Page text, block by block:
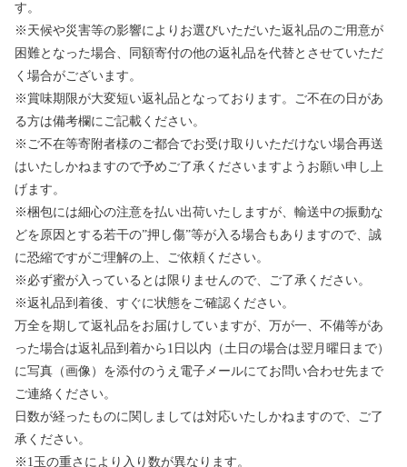
す。
※天候や災害等の影響によりお選びいただいた返礼品のご用意が
困難となった場合、同額寄付の他の返礼品を代替とさせていただ
く場合がございます。
※賞味期限が大変短い返礼品となっております。ご不在の日があ
る方は備考欄にご記載ください。
※ご不在等寄附者様のご都合でお受け取りいただけない場合再送
はいたしかねますので予めご了承くださいますようお願い申し上
げます。
※梱包には細心の注意を払い出荷いたしますが、輸送中の振動な
どを原因とする若干の”押し傷”等が入る場合もありますので、誠
に恐縮ですがご理解の上、ご依頼ください。
※必ず蜜が入っているとは限りませんので、ご了承ください。
※返礼品到着後、すぐに状態をご確認ください。
万全を期して返礼品をお届けしていますが、万が一、不備等があ
った場合は返礼品到着から1日以内（土日の場合は翌月曜日まで）
に写真（画像）を添付のうえ電子メールにてお問い合わせ先まで
ご連絡ください。
日数が経ったものに関しましては対応いたしかねますので、ご了
承ください。
※1玉の重さにより入り数が異なります。